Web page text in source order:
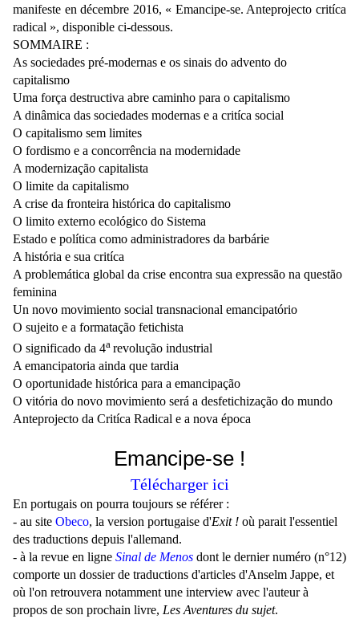
manifeste en décembre 2016, « Emancipe-se. Anteprojecto critíca
radical », disponible ci-dessous.
SOMMAIRE :
As sociedades pré-modernas e os sinais do advento do
capitalismo
Uma força destructiva abre caminho para o capitalismo
A dinâmica das sociedades modernas e a critíca social
O capitalismo sem limites
O fordismo e a concorrência na modernidade
A modernização capitalista
O limite da capitalismo
A crise da fronteira histórica do capitalismo
O limito externo ecológico do Sistema
Estado e política como administradores da barbárie
A história e sua critíca
A problemática global da crise encontra sua expressão na questão
feminina
Un novo movimiento social transnacional emancipatório
O sujeito e a formatação fetichista
O significado da 4a revolução industrial
A emancipatoria ainda que tardia
O oportunidade histórica para a emancipação
O vitória do novo movimiento será a desfetichização do mundo
Anteprojecto da Critíca Radical e a nova época
Emancipe-se !
Télécharger ici
En portugais on pourra toujours se référer :
- au site Obeco, la version portugaise d'Exit ! où parait l'essentiel
des traductions depuis l'allemand.
- à la revue en ligne Sinal de Menos dont le dernier numéro (n°12)
comporte un dossier de traductions d'articles d'Anselm Jappe, et
où l'on retrouvera notamment une interview avec l'auteur à
propos de son prochain livre, Les Aventures du sujet.